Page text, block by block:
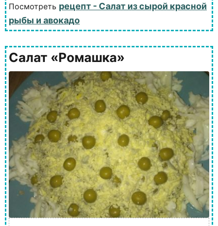
Посмотреть рецепт - Салат из сырой красной
рыбы и авокадо
Салат «Ромашка»